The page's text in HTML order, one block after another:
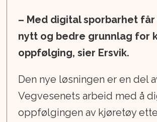
– Med digital sporbarhet
nytt og bedre grunnlag for
oppfølging, sier Ersvik.
Den nye løsningen er en del
Vegvesenets arbeid med å
oppfølgingen av kjøretøy